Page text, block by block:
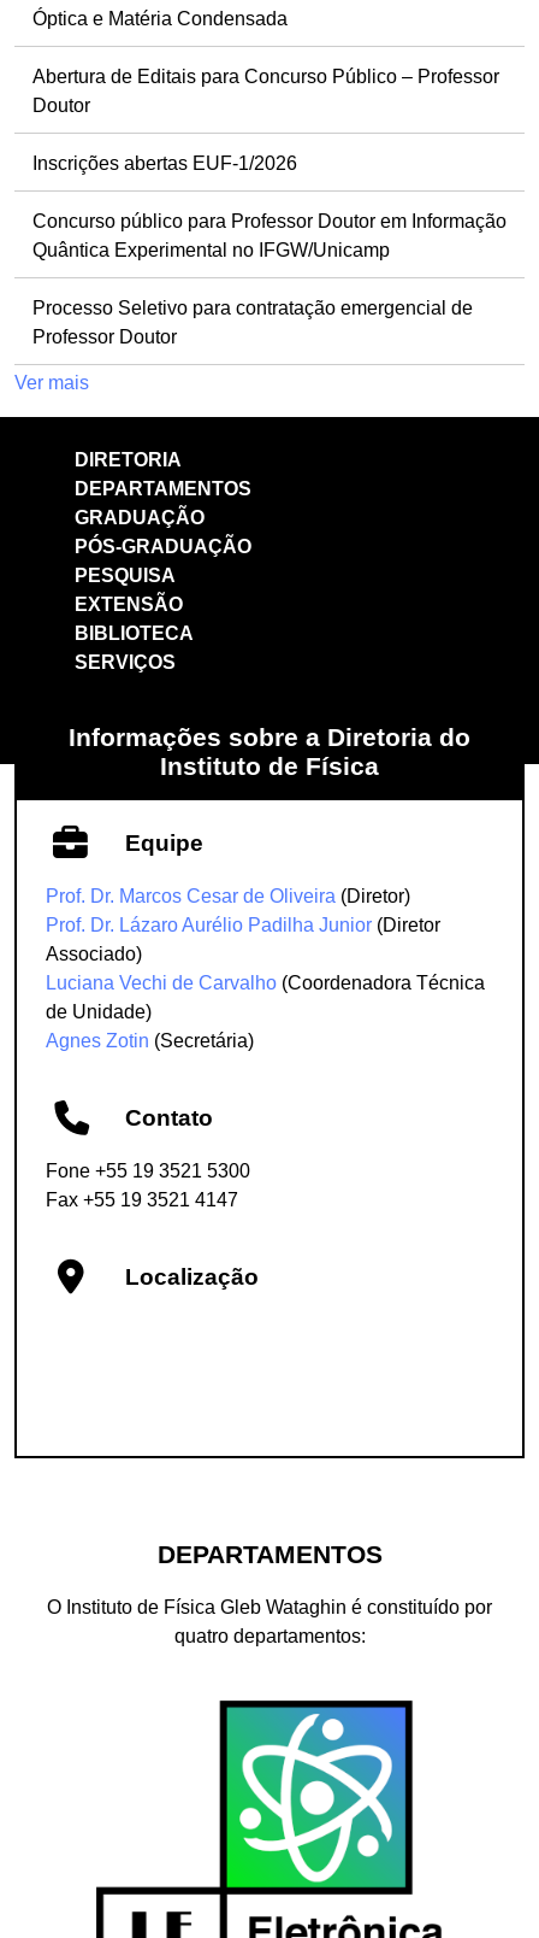
Óptica e Matéria Condensada
Abertura de Editais para Concurso Público – Professor
Doutor
Inscrições abertas EUF-1/2026
Concurso público para Professor Doutor em Informação
Quântica Experimental no IFGW/Unicamp
Processo Seletivo para contratação emergencial de
Professor Doutor
Ver mais
DIRETORIA
DEPARTAMENTOS
GRADUAÇÃO
PÓS-GRADUAÇÃO
PESQUISA
EXTENSÃO
BIBLIOTECA
SERVIÇOS
Informações sobre a Diretoria do
Instituto de Física
Equipe
Prof. Dr. Marcos Cesar de Oliveira (Diretor)
Prof. Dr. Lázaro Aurélio Padilha Junior (Diretor
Associado)
Luciana Vechi de Carvalho (Coordenadora Técnica
de Unidade)
Agnes Zotin (Secretária)
Contato
Fone +55 19 3521 5300
Fax +55 19 3521 4147
Localização
DEPARTAMENTOS
O Instituto de Física Gleb Wataghin é constituído por
quatro departamentos: